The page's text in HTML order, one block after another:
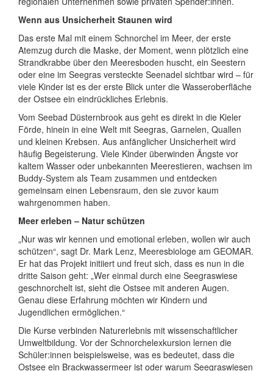
Wenn aus Unsicherheit Staunen wird
Das erste Mal mit einem Schnorchel im Meer, der erste
Atemzug durch die Maske, der Moment, wenn plötzlich eine
Strandkrabbe über den Meeresboden huscht, ein Seestern
oder eine im Seegras versteckte Seenadel sichtbar wird – für
viele Kinder ist es der erste Blick unter die Wasseroberfläche
der Ostsee ein eindrückliches Erlebnis.
Vom Seebad Düsternbrook aus geht es direkt in die Kieler
Förde, hinein in eine Welt mit Seegras, Garnelen, Quallen
und kleinen Krebsen. Aus anfänglicher Unsicherheit wird
häufig Begeisterung. Viele Kinder überwinden Ängste vor
kaltem Wasser oder unbekannten Meerestieren, wachsen im
Buddy-System als Team zusammen und entdecken
gemeinsam einen Lebensraum, den sie zuvor kaum
wahrgenommen haben.
Meer erleben – Natur schützen
„Nur was wir kennen und emotional erleben, wollen wir auch
schützen“, sagt Dr. Mark Lenz, Meeresbiologe am GEOMAR.
Er hat das Projekt initiiert und freut sich, dass es nun in die
dritte Saison geht: „Wer einmal durch eine Seegraswiese
geschnorchelt ist, sieht die Ostsee mit anderen Augen.
Genau diese Erfahrung möchten wir Kindern und
Jugendlichen ermöglichen.“
Die Kurse verbinden Naturerlebnis mit wissenschaftlicher
Umweltbildung. Vor der Schnorchelexkursion lernen die
Schüler:innen beispielsweise, was es bedeutet, dass die
Ostsee ein Brackwassermeer ist oder warum Seegraswiesen